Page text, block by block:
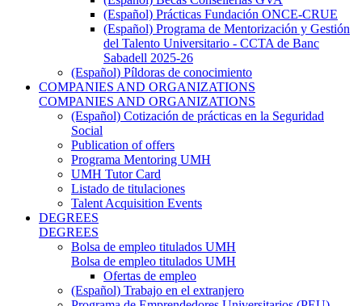
(Español) Prácticas Fundación ONCE-CRUE
(Español) Programa de Mentorización y Gestión
del Talento Universitario - CCTA de Banc
Sabadell 2025-26
(Español) Píldoras de conocimiento
COMPANIES AND ORGANIZATIONS
COMPANIES AND ORGANIZATIONS
(Español) Cotización de prácticas en la Seguridad
Social
Publication of offers
Programa Mentoring UMH
UMH Tutor Card
Listado de titulaciones
Talent Acquisition Events
DEGREES
DEGREES
Bolsa de empleo titulados UMH
Bolsa de empleo titulados UMH
Ofertas de empleo
(Español) Trabajo en el extranjero